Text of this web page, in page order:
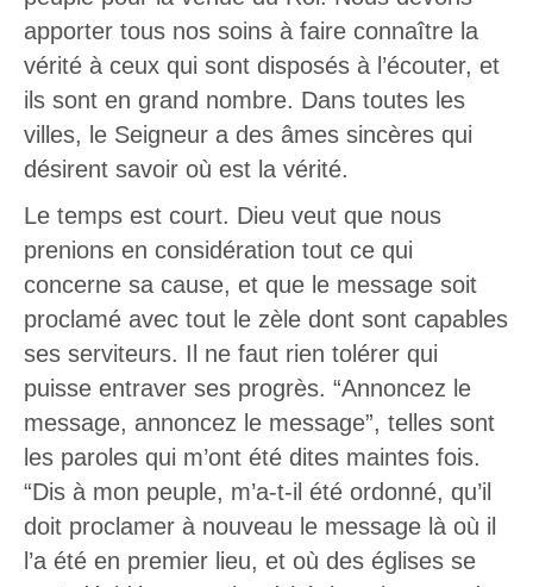
apporter tous nos soins à faire connaître la
vérité à ceux qui sont disposés à l’écouter, et
ils sont en grand nombre. Dans toutes les
villes, le Seigneur a des âmes sincères qui
désirent savoir où est la vérité.
Le temps est court. Dieu veut que nous
prenions en considération tout ce qui
concerne sa cause, et que le message soit
proclamé avec tout le zèle dont sont capables
ses serviteurs. Il ne faut rien tolérer qui
puisse entraver ses progrès. “Annoncez le
message, annoncez le message”, telles sont
les paroles qui m’ont été dites maintes fois.
“Dis à mon peuple, m’a-t-il été ordonné, qu’il
doit proclamer à nouveau le message là où il
l’a été en premier lieu, et où des églises se